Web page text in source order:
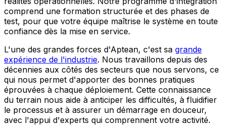
comprend une formation structurée et des phases de
test, pour que votre équipe maîtrise le système en toute
confiance dès la mise en service.
L'une des grandes forces d'Aptean, c'est sa grande
expérience de l'industrie. Nous travaillons depuis des
décennies aux côtés des secteurs que nous servons, ce
qui nous permet d'apporter des bonnes pratiques
éprouvées à chaque déploiement. Cette connaissance
du terrain nous aide à anticiper les difficultés, à fluidifier
le processus et à assurer un démarrage en douceur,
avec l'appui d'experts qui comprennent votre activité.